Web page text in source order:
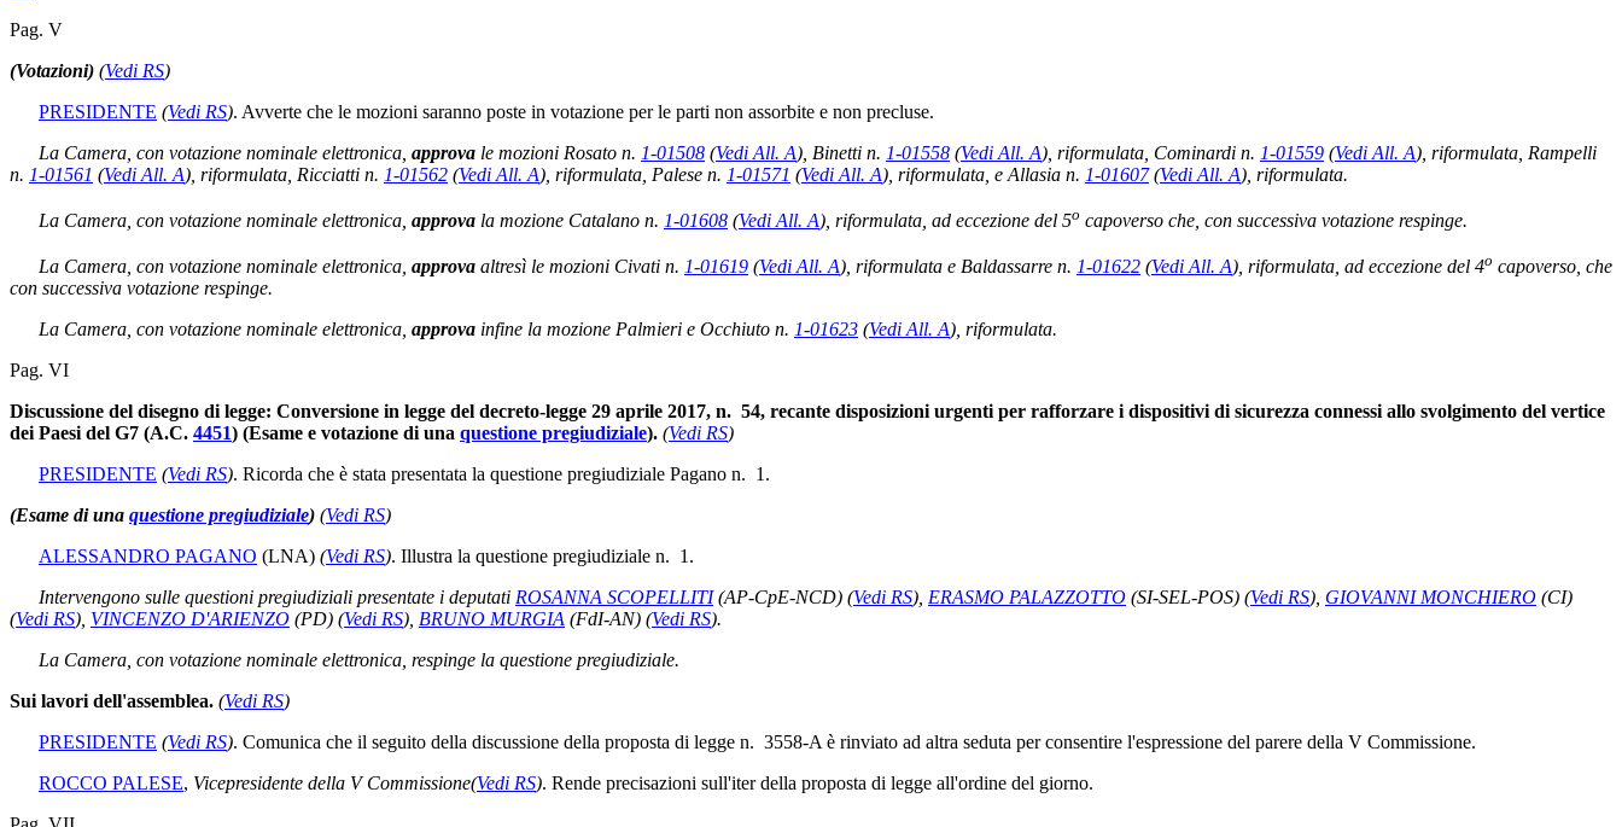
Pag. V
(Votazioni) (Vedi RS)
PRESIDENTE (Vedi RS). Avverte che le mozioni saranno poste in votazione per le parti non assorbite e non precluse.
La Camera, con votazione nominale elettronica, approva le mozioni Rosato n. 1-01508 (Vedi All. A) , Binetti n. 1-01558 (Vedi All. A) , riformulata, Cominardi n. 1-01559 (Vedi All. A) , riformulata, Rampelli
n. 1-01561 (Vedi All. A) , riformulata, Ricciatti n. 1-01562 (Vedi All. A) , riformulata, Palese n. 1-01571 (Vedi All. A) , riformulata, e Allasia n. 1-01607 (Vedi All. A) , riformulata.
La Camera, con votazione nominale elettronica, approva la mozione Catalano n. 1-01608 (Vedi All. A) , riformulata, ad eccezione del 5o capoverso che, con successiva votazione respinge.
La Camera, con votazione nominale elettronica, approva altresì le mozioni Civati n. 1-01619 (Vedi All. A) , riformulata e Baldassarre n. 1-01622 (Vedi All. A) , riformulata, ad eccezione del 4o capoverso, che
con successiva votazione respinge.
La Camera, con votazione nominale elettronica, approva infine la mozione Palmieri e Occhiuto n. 1-01623 (Vedi All. A) , riformulata.
Pag. VI
Discussione del disegno di legge: Conversione in legge del decreto-legge 29 aprile 2017, n. 54, recante disposizioni urgenti per rafforzare i dispositivi di sicurezza connessi allo svolgimento del vertice
dei Paesi del G7 (A.C. 4451) (Esame e votazione di una questione pregiudiziale). (Vedi RS)
PRESIDENTE (Vedi RS). Ricorda che è stata presentata la questione pregiudiziale Pagano n. 1.
(Esame di una questione pregiudiziale) (Vedi RS)
ALESSANDRO PAGANO (LNA) (Vedi RS). Illustra la questione pregiudiziale n. 1.
Intervengono sulle questioni pregiudiziali presentate i deputati ROSANNA SCOPELLITI(AP-CpE-NCD) (Vedi RS) ERASMO PALAZZOTTO (SI-SEL-POS) (Vedi RS) GIOVANNI MONCHIERO (CI)
(Vedi RS) VINCENZO D'ARIENZO (PD) (Vedi RS) BRUNO MURGIA (FdI-AN) (Vedi RS).
La Camera, con votazione nominale elettronica, respinge la questione pregiudiziale.
Sui lavori dell'assemblea. (Vedi RS)
PRESIDENTE (Vedi RS). Comunica che il seguito della discussione della proposta di legge n. 3558-A è rinviato ad altra seduta per consentire l'espressione del parere della V Commissione.
ROCCO PALESE, Vicepresidente della V Commissione(Vedi RS). Rende precisazioni sull'iter della proposta di legge all'ordine del giorno.